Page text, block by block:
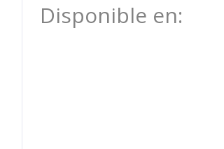
Disponible en: